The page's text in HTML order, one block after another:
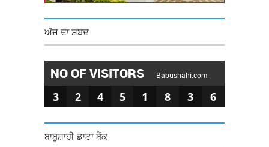
ਅੱਜ ਦਾ ਸ਼ਬਦ
NO OF VISITORS Babushahi.com
3 2 4 5 1 8 3 6
ਬਾਬੂਸ਼ਾਹੀ ਡਾਟਾ ਬੈਂਕ